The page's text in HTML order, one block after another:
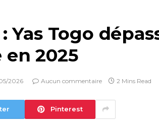
Yas Togo
en 2025
2026 Aucun commentaire 2 Mins Read
Pinterest